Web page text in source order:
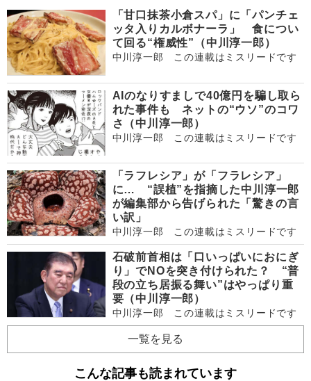
「甘口抹茶小倉スパ」に「パンチェ
ッタ入りカルボナーラ」 食につい
て回る“権威性”（中川淳一郎）
中川淳一郎 この連載はミスリードです
AIのなりすましで40億円を騙し取ら
れた事件も ネットの“ウソ”のコワ
さ（中川淳一郎）
中川淳一郎 この連載はミスリードです
「ラフレシア」が「フラレシア」
に… “誤植”を指摘した中川淳一郎
が編集部から告げられた「驚きの言
い訳」
中川淳一郎 この連載はミスリードです
石破前首相は「口いっぱいにおにぎ
り」でNOを突き付けられた？ “普
段の立ち居振る舞い”はやっぱり重
要（中川淳一郎）
中川淳一郎 この連載はミスリードです
一覧を見る
こんな記事も読まれています